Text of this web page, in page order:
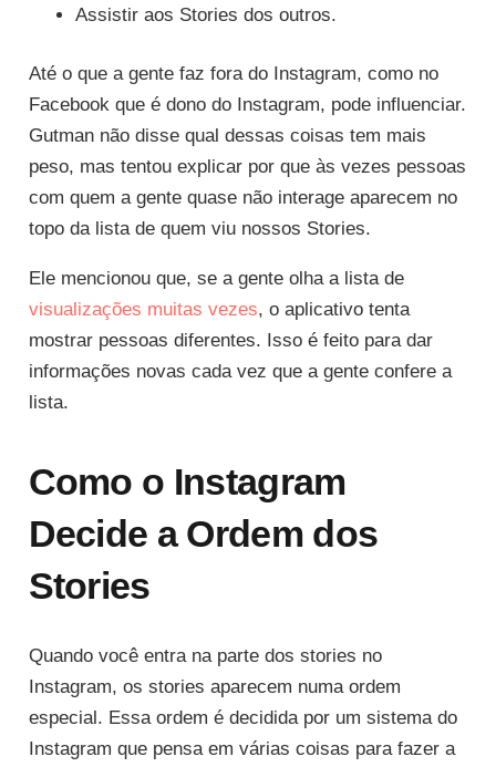
Assistir aos Stories dos outros.
Até o que a gente faz fora do Instagram, como no
Facebook que é dono do Instagram, pode influenciar.
Gutman não disse qual dessas coisas tem mais
peso, mas tentou explicar por que às vezes pessoas
com quem a gente quase não interage aparecem no
topo da lista de quem viu nossos Stories.
Ele mencionou que, se a gente olha a lista de
visualizações muitas vezes, o aplicativo tenta
mostrar pessoas diferentes. Isso é feito para dar
informações novas cada vez que a gente confere a
lista.
Como o Instagram
Decide a Ordem dos
Stories
Quando você entra na parte dos stories no
Instagram, os stories aparecem numa ordem
especial. Essa ordem é decidida por um sistema do
Instagram que pensa em várias coisas para fazer a